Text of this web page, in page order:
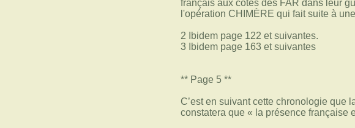
français aux côtés des FAR dans leur
l'opération CHIMÈRE qui fait suite à
2 Ibidem page 122 et suivantes.
3 Ibidem page 163 et suivantes
** Page 5 **
C’est en suivant cette chronologie que
constatera que « la présence française